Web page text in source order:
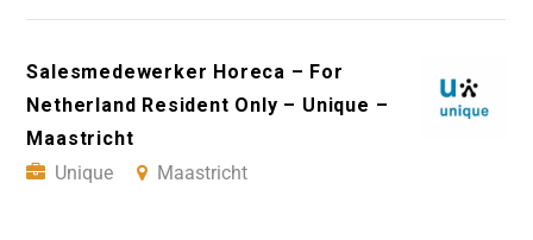
Salesmedewerker Horeca – For
Netherland Resident Only – Unique –
Maastricht
Unique
Maastricht